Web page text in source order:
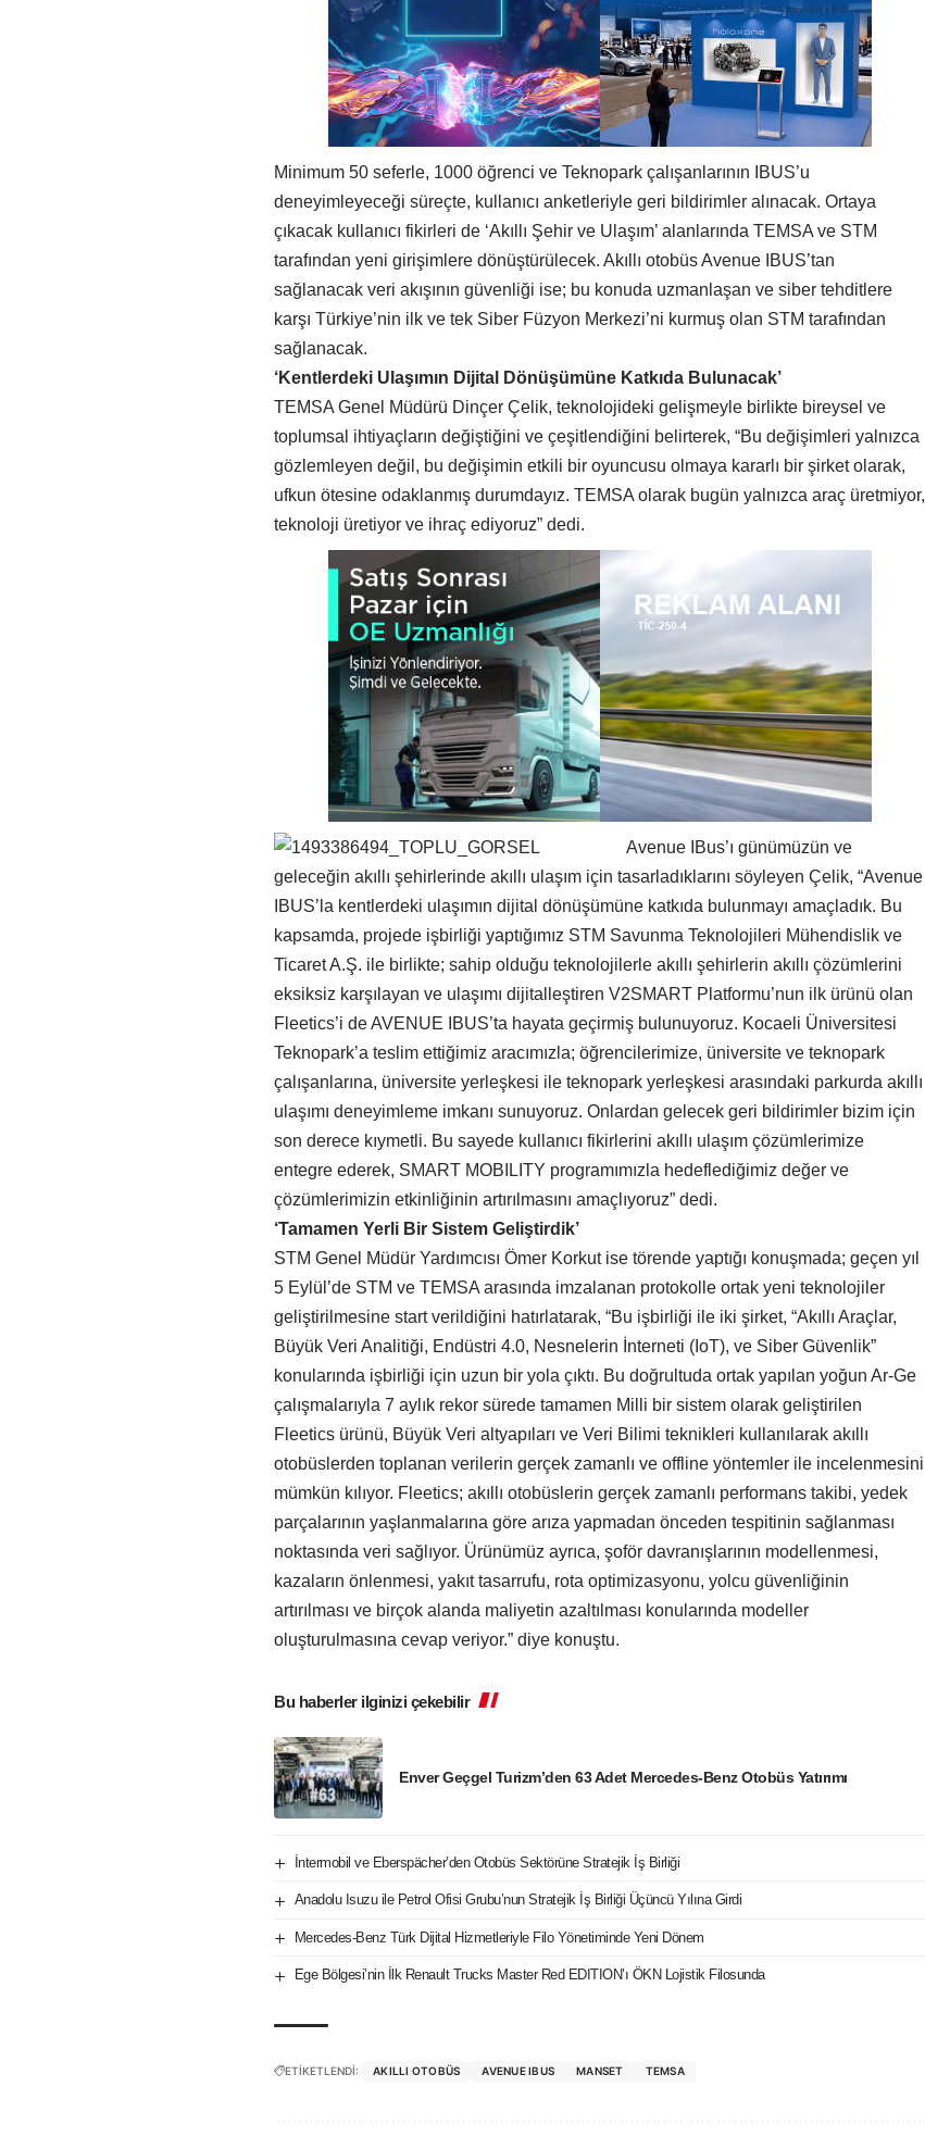
Minimum 50 seferle, 1000 öğrenci ve Teknopark çalışanlarının IBUS’u
deneyimleyeceği süreçte, kullanıcı anketleriyle geri bildirimler alınacak. Ortaya
çıkacak kullanıcı fikirleri de ‘Akıllı Şehir ve Ulaşım’ alanlarında TEMSA ve STM
tarafından yeni girişimlere dönüştürülecek. Akıllı otobüs Avenue IBUS’tan
sağlanacak veri akışının güvenliği ise; bu konuda uzmanlaşan ve siber tehditlere
karşı Türkiye’nin ilk ve tek Siber Füzyon Merkezi’ni kurmuş olan STM tarafından
sağlanacak.
‘Kentlerdeki Ulaşımın Dijital Dönüşümüne Katkıda Bulunacak’
TEMSA Genel Müdürü Dinçer Çelik, teknolojideki gelişmeyle birlikte bireysel ve
toplumsal ihtiyaçların değiştiğini ve çeşitlendiğini belirterek, “Bu değişimleri yalnızca
gözlemleyen değil, bu değişimin etkili bir oyuncusu olmaya kararlı bir şirket olarak,
ufkun ötesine odaklanmış durumdayız. TEMSA olarak bugün yalnızca araç üretmiyor,
teknoloji üretiyor ve ihraç ediyoruz” dedi.
Avenue IBus’ı günümüzün ve
geleceğin akıllı şehirlerinde akıllı ulaşım için tasarladıklarını söyleyen Çelik, “Avenue
IBUS’la kentlerdeki ulaşımın dijital dönüşümüne katkıda bulunmayı amaçladık. Bu
kapsamda, projede işbirliği yaptığımız STM Savunma Teknolojileri Mühendislik ve
Ticaret A.Ş. ile birlikte; sahip olduğu teknolojilerle akıllı şehirlerin akıllı çözümlerini
eksiksiz karşılayan ve ulaşımı dijitalleştiren V2SMART Platformu’nun ilk ürünü olan
Fleetics’i de AVENUE IBUS’ta hayata geçirmiş bulunuyoruz. Kocaeli Üniversitesi
Teknopark’a teslim ettiğimiz aracımızla; öğrencilerimize, üniversite ve teknopark
çalışanlarına, üniversite yerleşkesi ile teknopark yerleşkesi arasındaki parkurda akıllı
ulaşımı deneyimleme imkanı sunuyoruz. Onlardan gelecek geri bildirimler bizim için
son derece kıymetli. Bu sayede kullanıcı fikirlerini akıllı ulaşım çözümlerimize
entegre ederek, SMART MOBILITY programımızla hedeflediğimiz değer ve
çözümlerimizin etkinliğinin artırılmasını amaçlıyoruz” dedi.
‘Tamamen Yerli Bir Sistem Geliştirdik’
STM Genel Müdür Yardımcısı Ömer Korkut ise törende yaptığı konuşmada; geçen yıl
5 Eylül’de STM ve TEMSA arasında imzalanan protokolle ortak yeni teknolojiler
geliştirilmesine start verildiğini hatırlatarak, “Bu işbirliği ile iki şirket, “Akıllı Araçlar,
Büyük Veri Analitiği, Endüstri 4.0, Nesnelerin İnterneti (IoT), ve Siber Güvenlik”
konularında işbirliği için uzun bir yola çıktı. Bu doğrultuda ortak yapılan yoğun Ar-Ge
çalışmalarıyla 7 aylık rekor sürede tamamen Milli bir sistem olarak geliştirilen
Fleetics ürünü, Büyük Veri altyapıları ve Veri Bilimi teknikleri kullanılarak akıllı
otobüslerden toplanan verilerin gerçek zamanlı ve offline yöntemler ile incelenmesini
mümkün kılıyor. Fleetics; akıllı otobüslerin gerçek zamanlı performans takibi, yedek
parçalarının yaşlanmalarına göre arıza yapmadan önceden tespitinin sağlanması
noktasında veri sağlıyor. Ürünümüz ayrıca, şoför davranışlarının modellenmesi,
kazaların önlenmesi, yakıt tasarrufu, rota optimizasyonu, yolcu güvenliğinin
artırılması ve birçok alanda maliyetin azaltılması konularında modeller
oluşturulmasına cevap veriyor.” diye konuştu.
Bu haberler ilginizi çekebilir
Enver Geçgel Turizm’den 63 Adet Mercedes-Benz Otobüs Yatırımı
İntermobil ve Eberspächer’den Otobüs Sektörüne Stratejik İş Birliği
Anadolu Isuzu ile Petrol Ofisi Grubu’nun Stratejik İş Birliği Üçüncü Yılına Girdi
Mercedes-Benz Türk Dijital Hizmetleriyle Filo Yönetiminde Yeni Dönem
Ege Bölgesi’nin İlk Renault Trucks Master Red EDITION’ı ÖKN Lojistik Filosunda
ETİKETLENDİ: AKILLI OTOBÜS AVENUE IBUS MANSET TEMSA